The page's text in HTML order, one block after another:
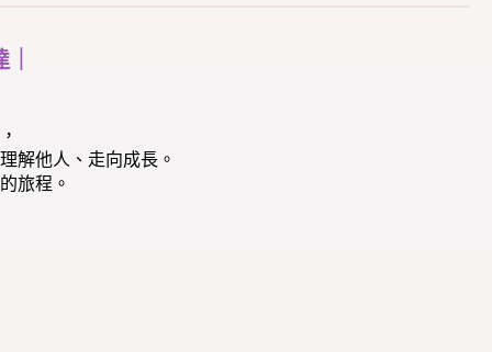
解他人、走向成長。
旅程。